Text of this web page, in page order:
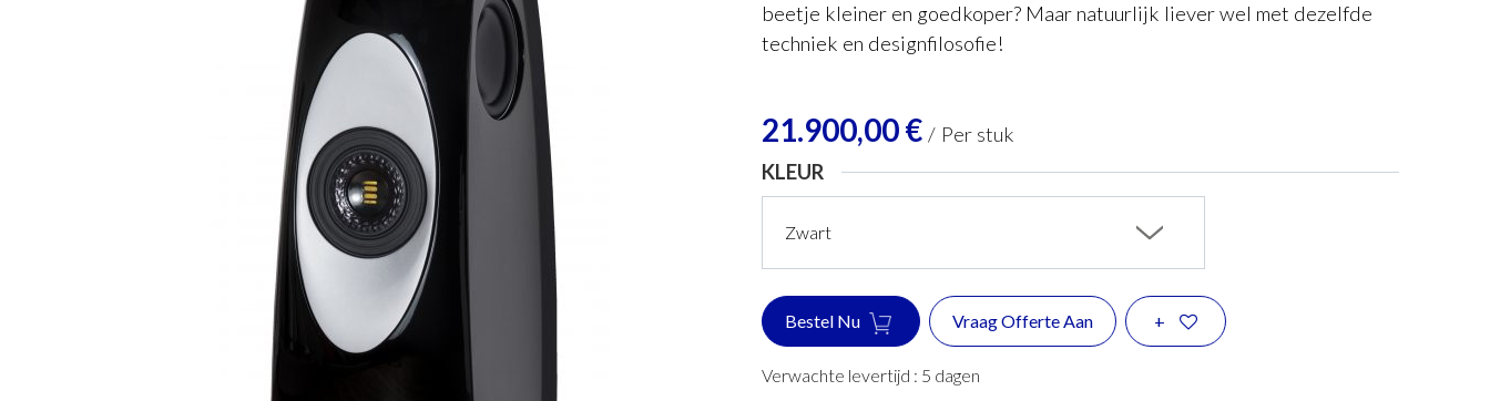
beetje kleiner en goedkoper? Maar natuurlijk liever wel met dezelfde
techniek en designfilosofie!
21.900,00€ / Per stuk
KLEUR
Bestel Nu Vraag Offerte Aan +
Verwachte levertijd : 5 dagen